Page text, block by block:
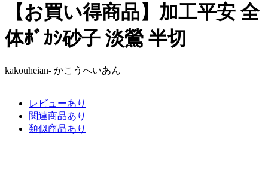
【お買い得商品】加工平安 全
体ﾎﾞｶｼ砂子 淡鶯 半切
kakouheian- かこうへいあん
レビューあり
関連商品あり
類似商品あり